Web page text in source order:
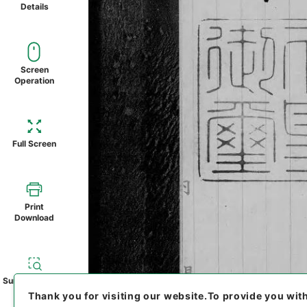
Details
Screen
Operation
Full Screen
Print
Download
Summary Chart
Thank you for visiting our website.To provide you